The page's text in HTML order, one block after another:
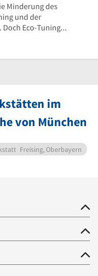
Minderung des
und der
Eco-Tuning...
im
von München
Freising, Oberbayern